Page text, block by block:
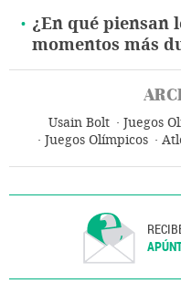
¿En qué piensan
momentos más
Usain Bolt Juegos
Juegos Olímpicos